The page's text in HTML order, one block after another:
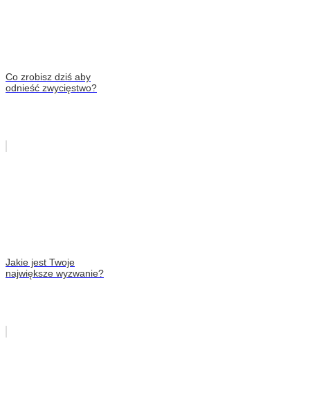
Co zrobisz dziś aby
odnieść zwycięstwo?
Jakie jest Twoje
największe wyzwanie?